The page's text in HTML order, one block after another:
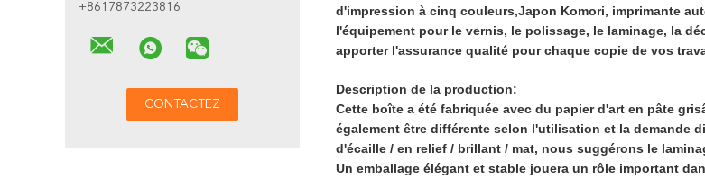
+8617873223816
d'impression à cinq couleurs,Japon Komori, imprimante
l'équipement pour le vernis, le polissage, le laminage, la
apporter l'assurance qualité pour chaque copie de vos
Description de la production:
Cette boîte a été fabriquée avec du papier d'art en pâte
également être différente selon l'utilisation et la demande
d'écaille / en relief / brillant / mat, nous suggérons le
Un emballage élégant et stable jouera un rôle important